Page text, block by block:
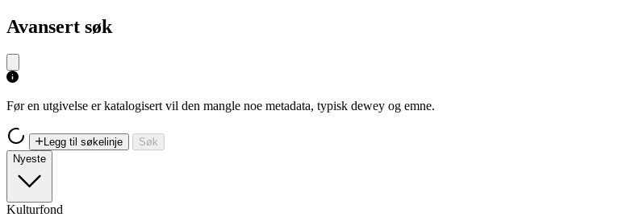
Avansert søk
Før en utgivelse er katalogisert vil den mangle noe metadata, typisk dewey og emne.
Legg til søkelinje
Søk
Nyeste
Kulturfond